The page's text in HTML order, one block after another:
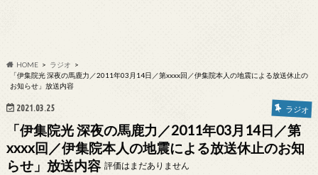
HOME
ラジオ
「伊集院光 深夜の馬鹿力／2011年03月14日／第xxxx回／伊集院本人の地震による放送休止の
お知らせ」放送内容
2021.03.25 ラジオ
「伊集院光 深夜の馬鹿力／2011年03月14日／第
xxxx回／伊集院本人の地震による放送休止のお知
らせ」放送内容 評価はまだありません